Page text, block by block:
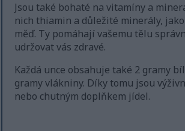
Jsou také bohaté na vitamíny a
nich thiamin a důležité minerály,
měď. Ty pomáhají vašemu tělu
udržovat vás zdravé.
Každá unce obsahuje také 2 gramy
gramy vlákniny. Díky tomu jsou
nebo chutným doplňkem jídel.